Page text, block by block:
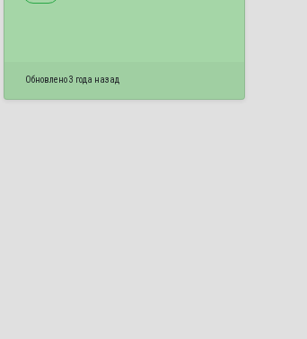
Обновлено 3 года назад